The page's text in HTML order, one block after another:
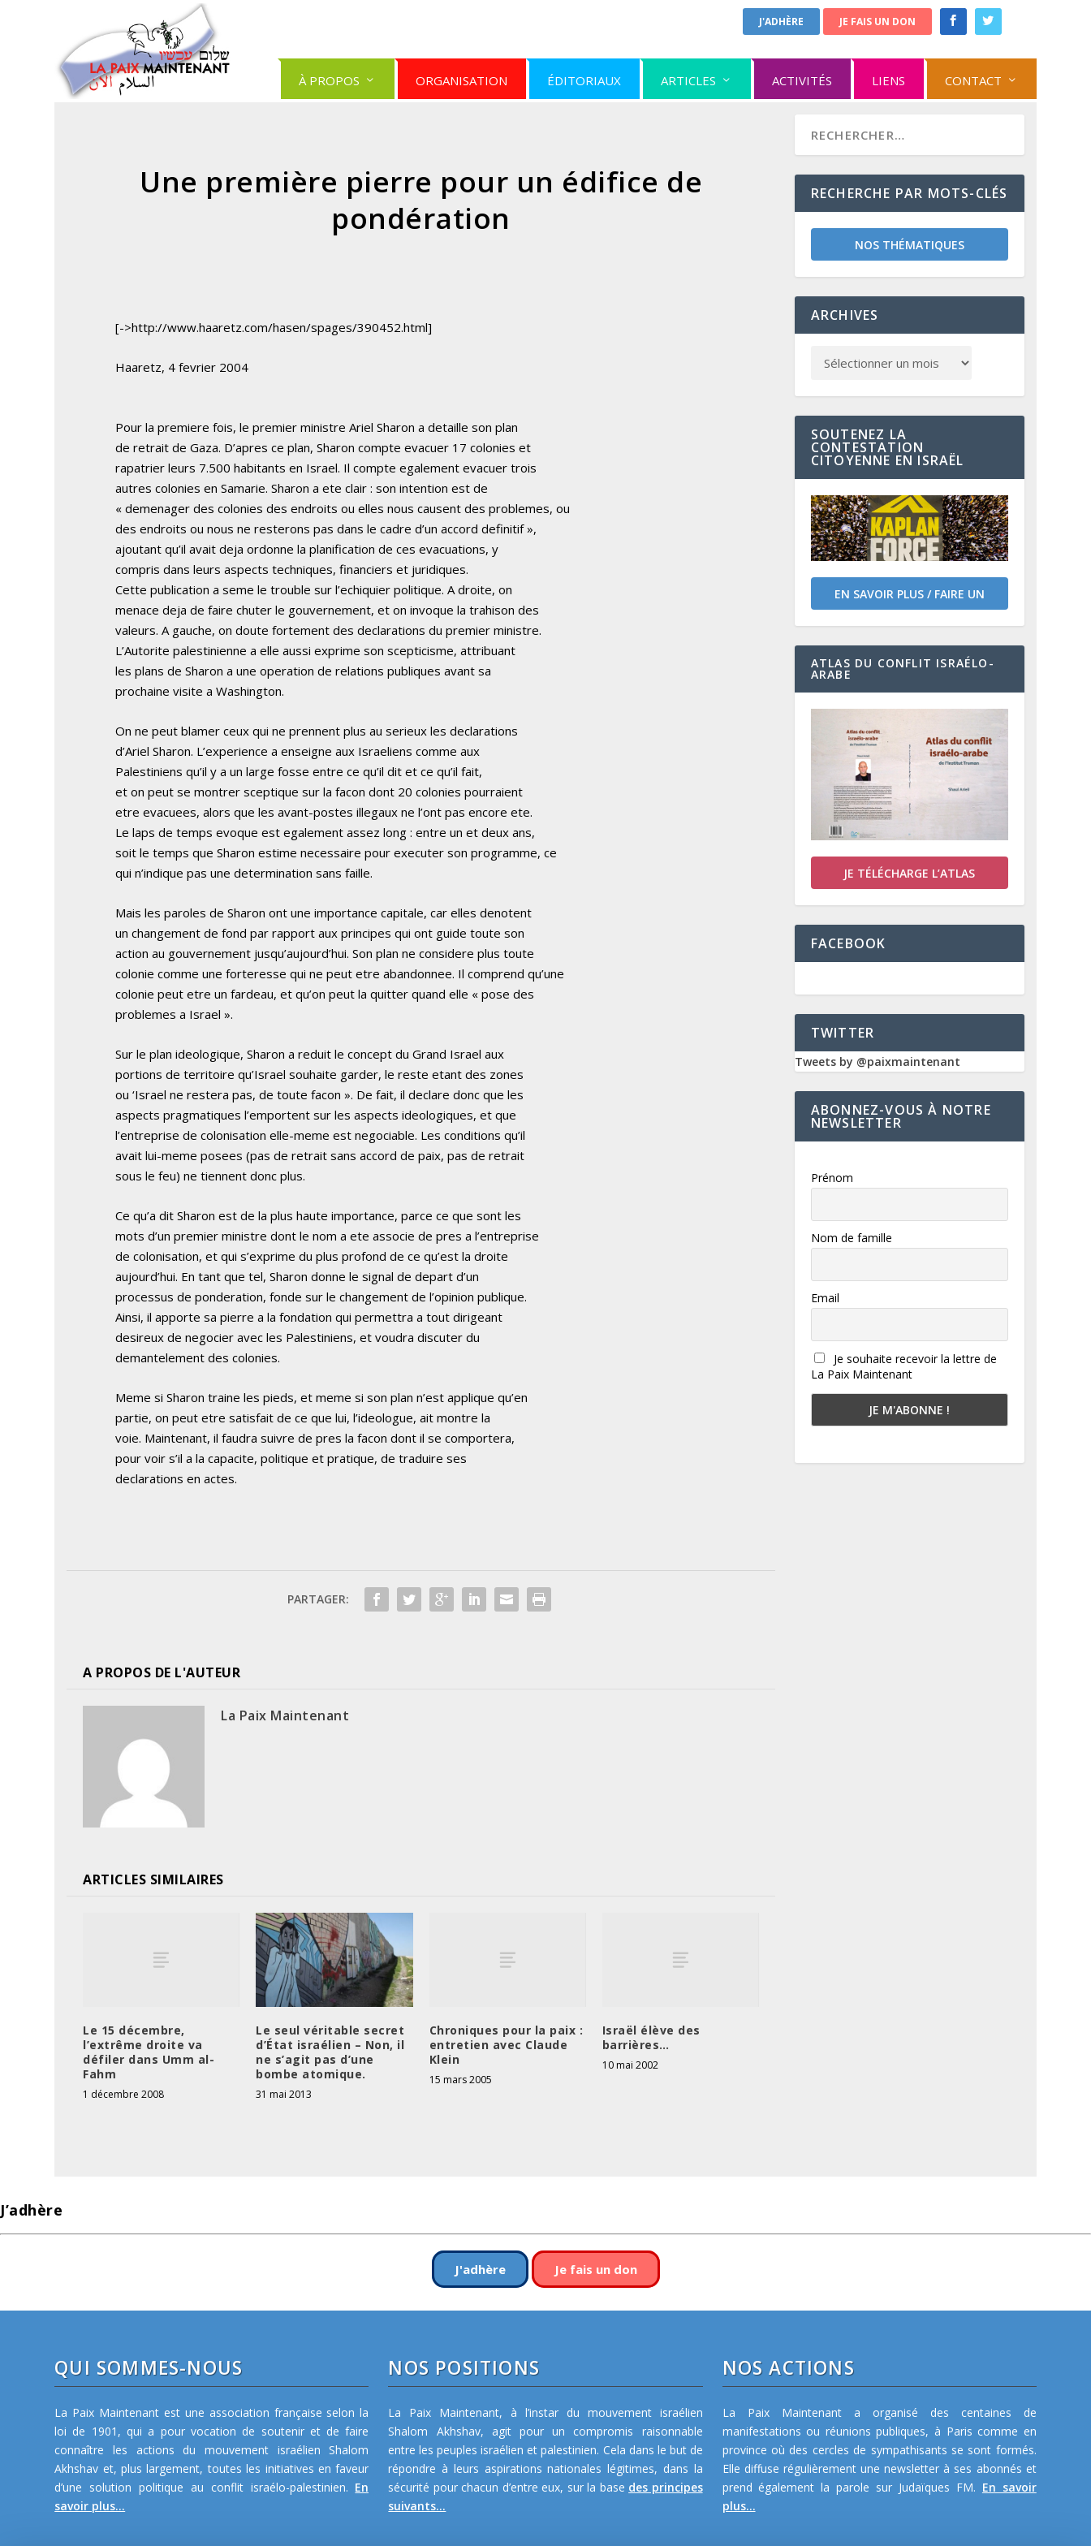
J'ADHÈRE JE FAIS UN DON
À PROPOS ORGANISATION ÉDITORIAUX ARTICLES ACTIVITÉS LIENS CONTACT
Une première pierre pour un édifice de
pondération
[->http://www.haaretz.com/hasen/spages/390452.html]
Haaretz, 4 fevrier 2004
Pour la premiere fois, le premier ministre Ariel Sharon a detaille son plan
de retrait de Gaza. D’apres ce plan, Sharon compte evacuer 17 colonies et
rapatrier leurs 7.500 habitants en Israel. Il compte egalement evacuer trois
autres colonies en Samarie. Sharon a ete clair : son intention est de
« demenager des colonies des endroits ou elles nous causent des problemes, ou
des endroits ou nous ne resterons pas dans le cadre d’un accord definitif »,
ajoutant qu’il avait deja ordonne la planification de ces evacuations, y
compris dans leurs aspects techniques, financiers et juridiques.
Cette publication a seme le trouble sur l’echiquier politique. A droite, on
menace deja de faire chuter le gouvernement, et on invoque la trahison des
valeurs. A gauche, on doute fortement des declarations du premier ministre.
L’Autorite palestinienne a elle aussi exprime son scepticisme, attribuant
les plans de Sharon a une operation de relations publiques avant sa
prochaine visite a Washington.
On ne peut blamer ceux qui ne prennent plus au serieux les declarations
d’Ariel Sharon. L’experience a enseigne aux Israeliens comme aux
Palestiniens qu’il y a un large fosse entre ce qu’il dit et ce qu’il fait,
et on peut se montrer sceptique sur la facon dont 20 colonies pourraient
etre evacuees, alors que les avant-postes illegaux ne l’ont pas encore ete.
Le laps de temps evoque est egalement assez long : entre un et deux ans,
soit le temps que Sharon estime necessaire pour executer son programme, ce
qui n’indique pas une determination sans faille.
Mais les paroles de Sharon ont une importance capitale, car elles denotent
un changement de fond par rapport aux principes qui ont guide toute son
action au gouvernement jusqu’aujourd’hui. Son plan ne considere plus toute
colonie comme une forteresse qui ne peut etre abandonnee. Il comprend qu’une
colonie peut etre un fardeau, et qu’on peut la quitter quand elle « pose des
problemes a Israel ».
Sur le plan ideologique, Sharon a reduit le concept du Grand Israel aux
portions de territoire qu’Israel souhaite garder, le reste etant des zones
ou ‘Israel ne restera pas, de toute facon ». De fait, il declare donc que les
aspects pragmatiques l’emportent sur les aspects ideologiques, et que
l’entreprise de colonisation elle-meme est negociable. Les conditions qu’il
avait lui-meme posees (pas de retrait sans accord de paix, pas de retrait
sous le feu) ne tiennent donc plus.
Ce qu’a dit Sharon est de la plus haute importance, parce ce que sont les
mots d’un premier ministre dont le nom a ete associe de pres a l’entreprise
de colonisation, et qui s’exprime du plus profond de ce qu’est la droite
aujourd’hui. En tant que tel, Sharon donne le signal de depart d’un
processus de ponderation, fonde sur le changement de l’opinion publique.
Ainsi, il apporte sa pierre a la fondation qui permettra a tout dirigeant
desireux de negocier avec les Palestiniens, et voudra discuter du
demantelement des colonies.
Meme si Sharon traine les pieds, et meme si son plan n’est applique qu’en
partie, on peut etre satisfait de ce que lui, l’ideologue, ait montre la
voie. Maintenant, il faudra suivre de pres la facon dont il se comportera,
pour voir s’il a la capacite, politique et pratique, de traduire ses
declarations en actes.
PARTAGER:
A PROPOS DE L'AUTEUR
La Paix Maintenant
ARTICLES SIMILAIRES
Le 15 décembre,
l’extrême droite va
défiler dans Umm al-
Fahm
1 décembre 2008
Le seul véritable secret
d’État israélien – Non, il
ne s’agit pas d’une
bombe atomique.
31 mai 2013
Chroniques pour la paix :
entretien avec Claude
Klein
15 mars 2005
Israël élève des
barrières…
10 mai 2002
RECHERCHE PAR MOTS-CLÉS
NOS THÉMATIQUES
ARCHIVES
SOUTENEZ LA
CONTESTATION
CITOYENNE EN ISRAËL
EN SAVOIR PLUS / FAIRE UN
DON
ATLAS DU CONFLIT ISRAÉLO-
ARABE
JE TÉLÉCHARGE L’ATLAS
FACEBOOK
TWITTER
Tweets by @paixmaintenant
ABONNEZ-VOUS À NOTRE
NEWSLETTER
Prénom
Nom de famille
Email
Je souhaite recevoir la lettre de
La Paix Maintenant
J’adhère
J'adhère Je fais un don
QUI SOMMES-NOUS
La Paix Maintenant est une association française selon la
loi de 1901, qui a pour vocation de soutenir et de faire
connaître les actions du mouvement israélien Shalom
Akhshav et, plus largement, toutes les initiatives en faveur
d’une solution politique au conflit israélo-palestinien. En
savoir plus...
NOS POSITIONS
La Paix Maintenant, à l’instar du mouvement israélien
Shalom Akhshav, agit pour un compromis raisonnable
entre les peuples israélien et palestinien. Cela dans le but de
répondre à leurs aspirations nationales légitimes, dans la
sécurité pour chacun d’entre eux, sur la base des principes
suivants...
NOS ACTIONS
La Paix Maintenant a organisé des centaines de
manifestations ou réunions publiques, à Paris comme en
province où des cercles de sympathisants se sont formés.
Elle diffuse régulièrement une newsletter à ses abonnés et
prend également la parole sur Judaïques FM. En savoir
plus...